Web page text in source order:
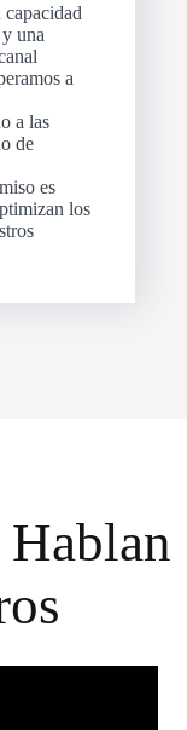
capacidad
una
a
a las
de
es
los
Hablan